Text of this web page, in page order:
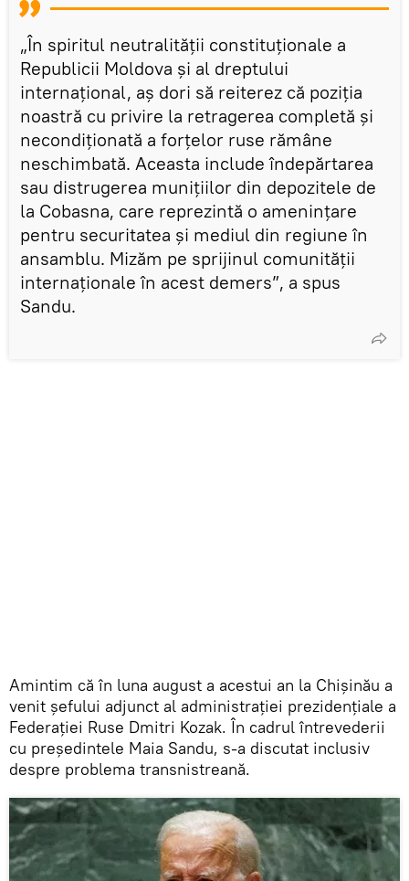
„În spiritul neutralității constituționale a
Republicii Moldova și al dreptului
internațional, aș dori să reiterez că poziția
noastră cu privire la retragerea completă și
necondiționată a forțelor ruse rămâne
neschimbată. Aceasta include îndepărtarea
sau distrugerea munițiilor din depozitele de
la Cobasna, care reprezintă o amenințare
pentru securitatea și mediul din regiune în
ansamblu. Mizăm pe sprijinul comunității
internaționale în acest demers”, a spus
Sandu.
Amintim că în luna august a acestui an la Chișinău a
venit șefului adjunct al administrației prezidențiale a
Federației Ruse Dmitri Kozak. În cadrul întrevederii
cu președintele Maia Sandu, s-a discutat inclusiv
despre problema transnistreană.